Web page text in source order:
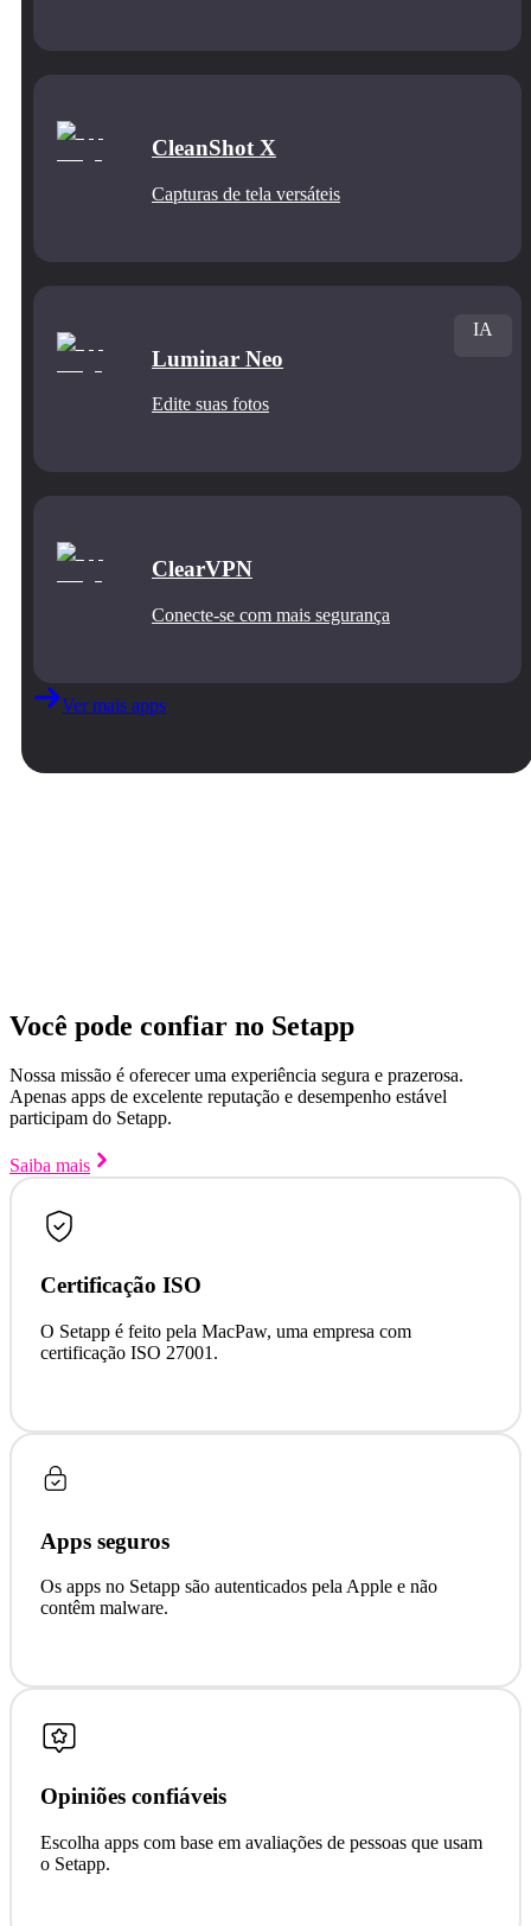
CleanShot X
Capturas de tela versáteis
Luminar Neo
Edite suas fotos
IA
ClearVPN
Conecte‑se com mais segurança
Ver mais apps
Você pode confiar no Setapp
Nossa missão é oferecer uma experiência segura e prazerosa.
Apenas apps de excelente reputação e desempenho estável
participam do Setapp.
Saiba mais
Certificação ISO
O Setapp é feito pela MacPaw, uma empresa com
certificação ISO 27001.
Apps seguros
Os apps no Setapp são autenticados pela Apple e não
contêm malware.
Opiniões confiáveis
Escolha apps com base em avaliações de pessoas que usam
o Setapp.